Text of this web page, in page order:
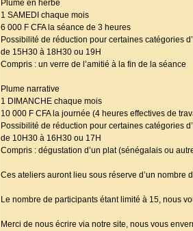
Plume en herbe
1 SAMEDI chaque mois
6 000 F CFA la séance de 3 heures
Possibilité de réduction pour certaines catégories
de 15H30 à 18H30 ou 19H
Compris : un verre de l’amitié à la fin de la séance
Plume narrative
1 DIMANCHE chaque mois
10 000 F CFA la journée (4 heures effectives de
Possibilité de réduction pour certaines catégories
de 10H30 à 16H30 ou 17H
Compris : dégustation d’un plat (sénégalais ou
Ces ateliers auront lieu sous réserve d’un nombre
Le nombre de participants étant limité à 15, nous
Merci de nous écrire via notre site, nous vous